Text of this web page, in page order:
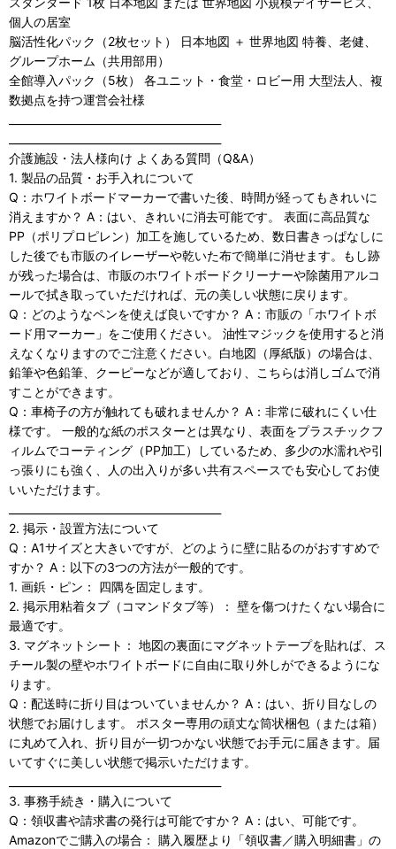
個人の居室
脳活性化パック（2枚セット） 日本地図 ＋ 世界地図 特養、老健、
グループホーム（共用部用）
全館導入パック（5枚） 各ユニット・食堂・ロビー用 大型法人、複
数拠点を持つ運営会社様
介護施設・法人様向け よくある質問（Q&A）
1. 製品の品質・お手入れについて
Q：ホワイトボードマーカーで書いた後、時間が経ってもきれいに
消えますか？ A：はい、きれいに消去可能です。 表面に高品質な
PP（ポリプロピレン）加工を施しているため、数日書きっぱなしに
した後でも市販のイレーザーや乾いた布で簡単に消せます。もし跡
が残った場合は、市販のホワイトボードクリーナーや除菌用アルコ
ールで拭き取っていただければ、元の美しい状態に戻ります。
Q：どのようなペンを使えば良いですか？ A：市販の「ホワイトボ
ード用マーカー」をご使用ください。 油性マジックを使用すると消
えなくなりますのでご注意ください。白地図（厚紙版）の場合は、
鉛筆や色鉛筆、クーピーなどが適しており、こちらは消しゴムで消
すことができます。
Q：車椅子の方が触れても破れませんか？ A：非常に破れにくい仕
様です。 一般的な紙のポスターとは異なり、表面をプラスチックフ
ィルムでコーティング（PP加工）しているため、多少の水濡れや引
っ張りにも強く、人の出入りが多い共有スペースでも安心してお使
いいただけます。
2. 掲示・設置方法について
Q：A1サイズと大きいですが、どのように壁に貼るのがおすすめで
すか？ A：以下の3つの方法が一般的です。
1. 画鋲・ピン： 四隅を固定します。
2. 掲示用粘着タブ（コマンドタブ等）： 壁を傷つけたくない場合に
最適です。
3. マグネットシート： 地図の裏面にマグネットテープを貼れば、ス
チール製の壁やホワイトボードに自由に取り外しができるようにな
ります。
Q：配送時に折り目はついていませんか？ A：はい、折り目なしの
状態でお届けします。 ポスター専用の頑丈な筒状梱包（または箱）
に丸めて入れ、折り目が一切つかない状態でお手元に届きます。届
いてすぐに美しい状態で掲示いただけます。
3. 事務手続き・購入について
Q：領収書や請求書の発行は可能ですか？ A：はい、可能です。
Amazonでご購入の場合： 購入履歴より「領収書／購入明細書」の